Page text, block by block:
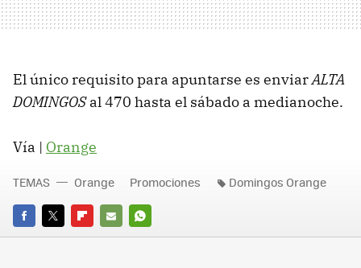
El único requisito para apuntarse es enviarALTA
DOMINGOSal 470 hasta el sábado a medianoche.
Vía | Orange
FACEBOOK
TWITTERFLIPBOARD
E-
WHATSAPP
TEMAS Orange Promociones Domingos Orange